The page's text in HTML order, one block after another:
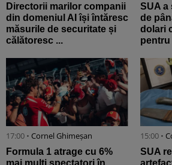
Directorii marilor companii
din domeniul AI își întăresc
măsurile de securitate și
călătoresc ...
SUA a
de
dolari
pentru
17:00 • Cornel Ghimeșan
Formula 1 atrage cu 6%
15:00 •
SUA